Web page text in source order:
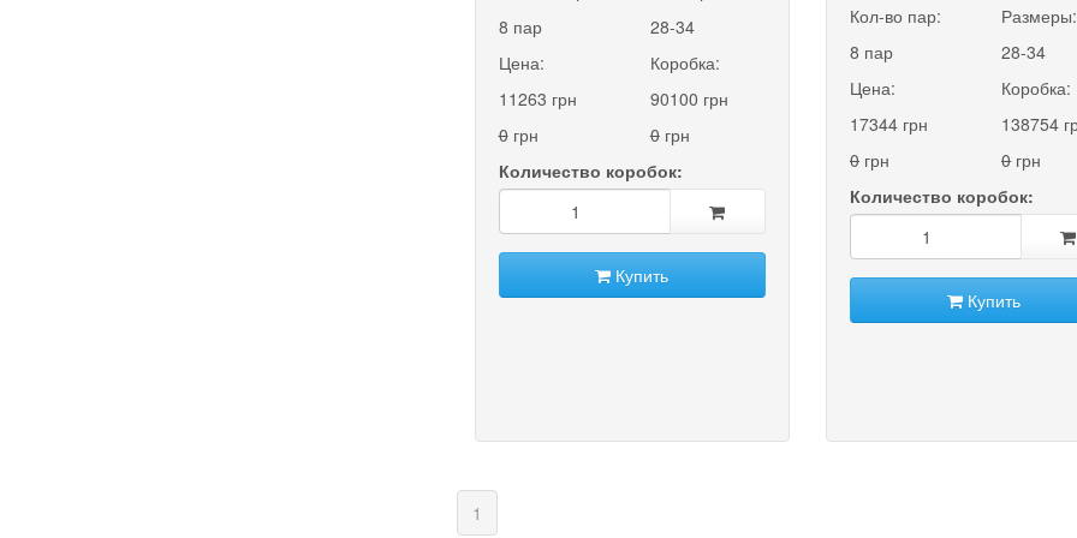
8 пар
28-34
Цена:
11263 грн
0грн
Коробка:
90100 грн
0грн
Количество коробок:
Купить
Кол-во пар:
8 пар
Размеры:
28-34
Цена:
17344 грн
0грн
Коробка:
138754
0грн
Количество коробок:
Купить
1